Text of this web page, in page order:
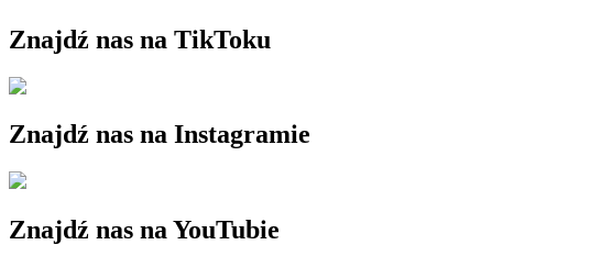
Znajdź nas na TikToku
Znajdź nas na Instagramie
Znajdź nas na YouTubie